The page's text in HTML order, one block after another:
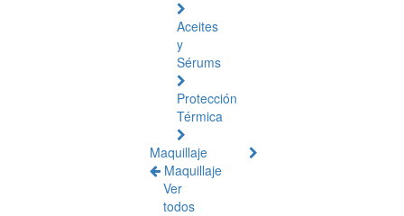
Aceites
y
Sérums
Protección
Térmica
Maquillaje
Maquillaje
Ver
todos